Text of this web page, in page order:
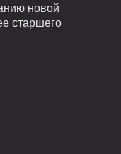
новой
старшего